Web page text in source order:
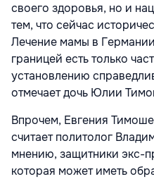
своего здоровья, но и
тем, что сейчас
Лечение мамы в
границей есть только
установлению
отмечает дочь Юлии
Впрочем, Евгения
считает политолог
мнению, защитники экс-
которая может иметь